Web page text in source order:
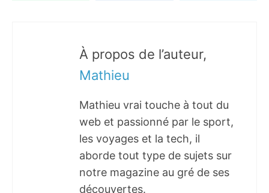
À propos de l’auteur,
Mathieu
Mathieu vrai touche à tout du
web et passionné par le sport,
les voyages et la tech, il
aborde tout type de sujets sur
notre magazine au gré de ses
découvertes.